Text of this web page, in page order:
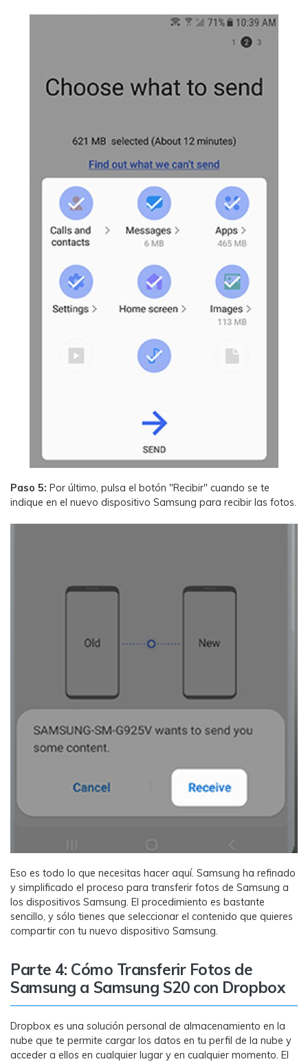
Paso 5: Por último, pulsa el botón "Recibir" cuando se te
indique en el nuevo dispositivo Samsung para recibir las fotos.
Eso es todo lo que necesitas hacer aquí. Samsung ha refinado
y simplificado el proceso para transferir fotos de Samsung a
los dispositivos Samsung. El procedimiento es bastante
sencillo, y sólo tienes que seleccionar el contenido que quieres
compartir con tu nuevo dispositivo Samsung.
Parte 4: Cómo Transferir Fotos de
Samsung a Samsung S20 con Dropbox
Dropbox es una solución personal de almacenamiento en la
nube que te permite cargar los datos en tu perfil de la nube y
acceder a ellos en cualquier lugar y en cualquier momento. El